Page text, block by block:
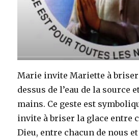
Marie invite Mariette à briser
dessus de l’eau de la source
mains. Ce geste est
invite à briser la glace entre
Dieu, entre chacun de nous